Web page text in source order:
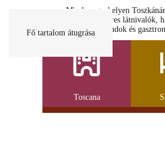
Fő tartalom átugrása
Minden egy helyen
Nemcsak a híres látnivalók,
parkolás, strandok és
Toscana